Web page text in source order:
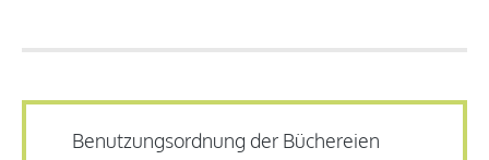
Benutzungsordnung der Büchereien